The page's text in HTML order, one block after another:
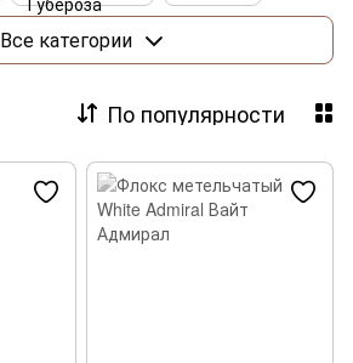
Морозники
Все категории
По популярности